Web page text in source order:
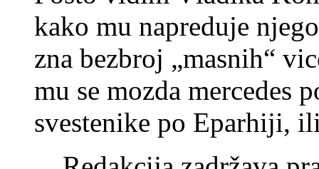
kako mu napreduje
zna bezbroj „masnih“
mu se mozda mercedes
svestenike po Eparhiji,